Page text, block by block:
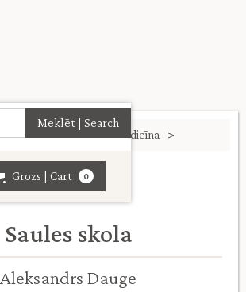
Grozs | Cart 0
Cilvēks un sabiedrība. Medicīna >
Saules skola
Aleksandrs Dauge